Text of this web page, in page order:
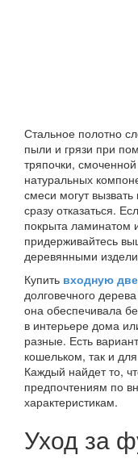
Стальное полотно
пыли и грязи при
тряпочки,
натуральных
смеси могут
сразу отказаться.
покрыта ламинатом
придерживайтесь
деревянными
Купить входную
долговечного
она обеспечивала
в интерьере дома
разные. Есть
кошельком, так и
Каждый найдет то,
предпочтениям по
характеристикам.
Уход за